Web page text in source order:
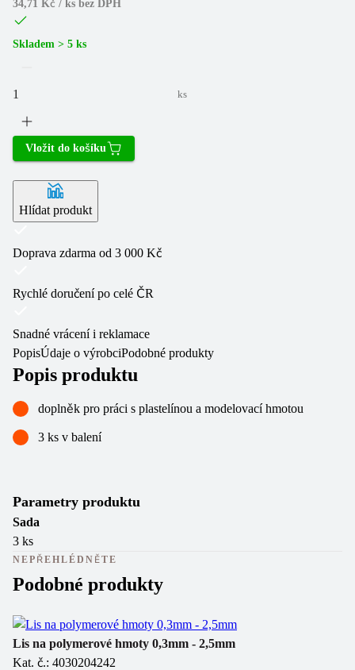
34,71 Kč / ks bez DPH
Skladem > 5 ks
ks
Vložit do košíku
Hlídat produkt
Doprava zdarma od 3 000 Kč
Rychlé doručení po celé ČR
Snadné vrácení i reklamace
PopisÚdaje o výrobciPodobné produkty
Popis produktu
doplněk pro práci s plastelínou a modelovací hmotou
3 ks v balení
Parametry produktu
Sada
3 ks
NEPŘEHLÉDNĚTE
Podobné produkty
Lis na polymerové hmoty 0,3mm - 2,5mm
Kat. č.: 4030204242